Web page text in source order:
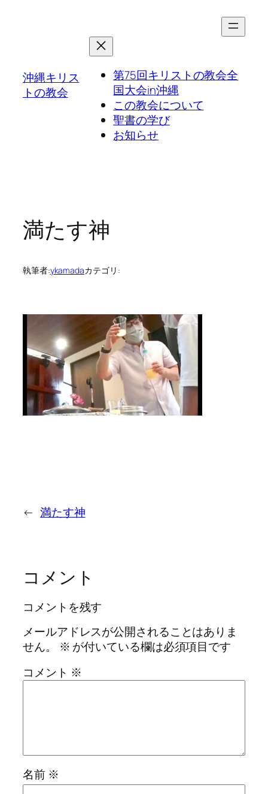
沖縄キリス
トの教会
第75回キリストの教会全
国大会in沖縄
この教会について
聖書の学び
お知らせ
満たす神
執筆者:ykamadaカテゴリ:
← 満たす神
コメント
コメントを残す
メールアドレスが公開されることはありま
せん。
※ が付いている欄は必須項目です
コメント ※
名前 ※